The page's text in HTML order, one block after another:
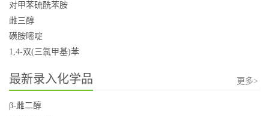
对甲苯硫酰苯胺
雌三醇
磺胺嘧啶
1,4-双(三氯甲基)苯
最新录入化学品 更多>
β-雌二醇